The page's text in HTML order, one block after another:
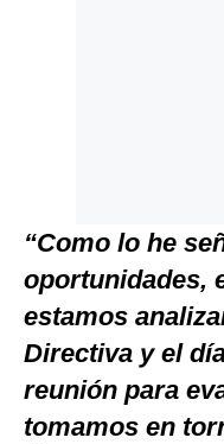
“Como lo he
oportunidades,
estamos
Directiva y el
reunión para
tomamos en